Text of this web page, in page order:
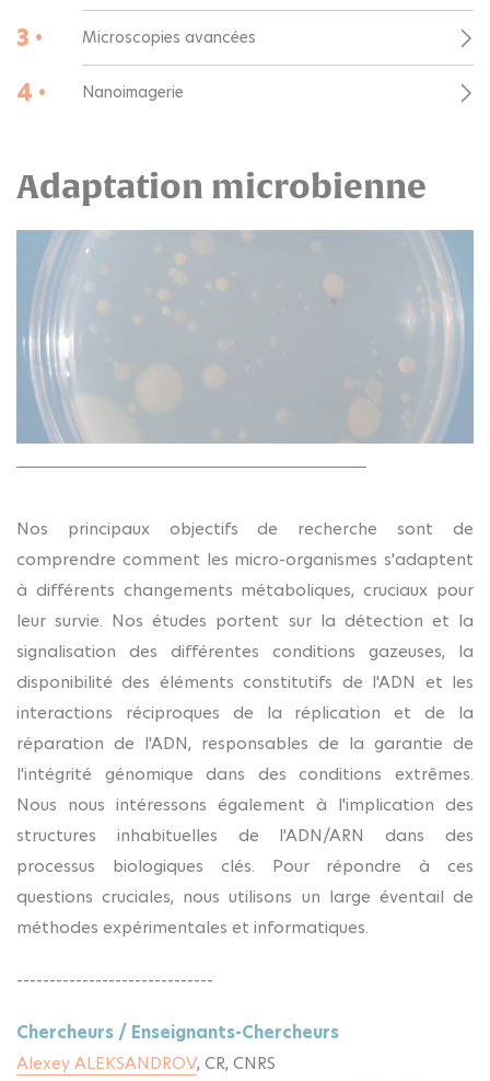
3 • Microscopies avancées
4 • Nanoimagerie
Adaptation microbienne
Nos principaux objectifs de recherche sont de
comprendre comment les micro-organismes s'adaptent
à différents changements métaboliques, cruciaux pour
leur survie. Nos études portent sur la détection et la
signalisation des différentes conditions gazeuses, la
disponibilité des éléments constitutifs de l'ADN et les
interactions réciproques de la réplication et de la
réparation de l'ADN, responsables de la garantie de
l'intégrité génomique dans des conditions extrêmes.
Nous nous intéressons également à l'implication des
structures inhabituelles de l'ADN/ARN dans des
processus biologiques clés. Pour répondre à ces
questions cruciales, nous utilisons un large éventail de
méthodes expérimentales et informatiques.
------------------------------
Chercheurs / Enseignants-Chercheurs
Alexey ALEKSANDROV, CR, CNRS